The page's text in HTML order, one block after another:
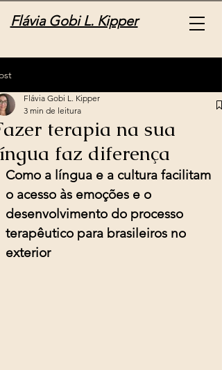
Flávia Gobi L. Kipper
terapia na sua
faz diferença
Flávia Gobi L. Kipper
3 min de leitura
Como a língua e a cultura facilitam
o acesso às emoções e o
desenvolvimento do processo
terapêutico para brasileiros no
exterior